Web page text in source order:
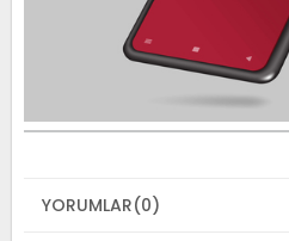
YORUMLAR(0)